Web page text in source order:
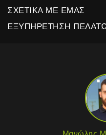
ΣΧΕΤΙΚΆ ΜΕ ΕΜΆΣ
ΕΞΥΠΗΡΈΤΗΣΗ